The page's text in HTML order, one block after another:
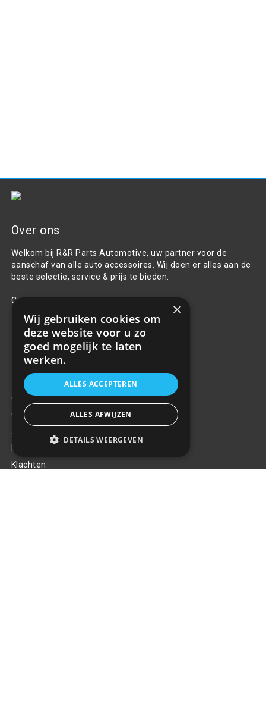
Over ons
Welkom bij R&R Parts Automotive, uw partner voor de
aanschaf van alle auto accessoires. Wij doen er alles aan de
beste selectie, service & prijs te bieden.
Contact
+31(0)85 486 83 17
info@rrparts.nl
Klantenservice
Over ons
Contact
Algemene voorwaarden
Privacy Policy
Klachten
×
Wij gebruiken cookies om
deze website voor u zo
goed mogelijk te laten
werken.
ALLES ACCEPTEREN
ALLES AFWIJZEN
DETAILS WEERGEVEN